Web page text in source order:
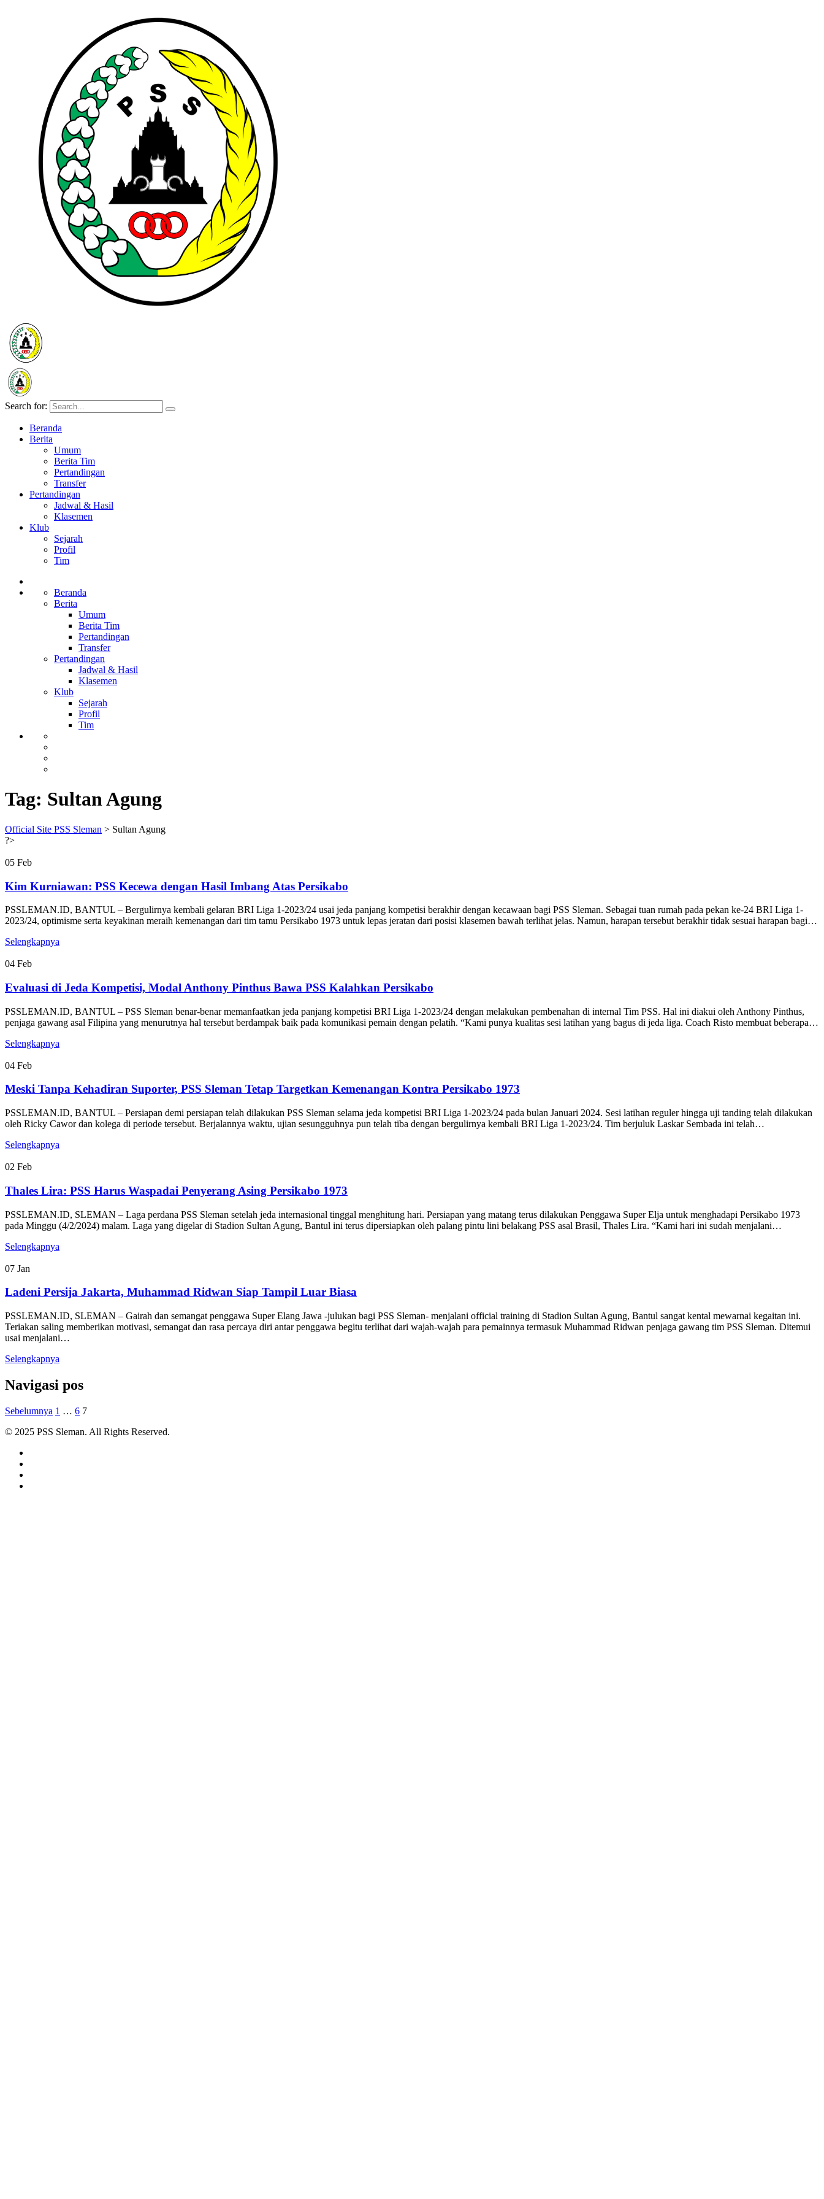
Search for:
Beranda
Berita
Umum
Berita Tim
Pertandingan
Transfer
Pertandingan
Jadwal & Hasil
Klasemen
Klub
Sejarah
Profil
Tim
Beranda
Berita
Umum
Berita Tim
Pertandingan
Transfer
Pertandingan
Jadwal & Hasil
Klasemen
Klub
Sejarah
Profil
Tim
Tag: Sultan Agung
Official Site PSS Sleman > Sultan Agung
?>
05 Feb
Kim Kurniawan: PSS Kecewa dengan Hasil Imbang Atas Persikabo
PSSLEMAN.ID, BANTUL – Bergulirnya kembali gelaran BRI Liga 1-2023/24 usai jeda panjang kompetisi berakhir dengan kecawaan bagi PSS Sleman. Sebagai tuan rumah pada pekan ke-24 BRI Liga 1-
2023/24, optimisme serta keyakinan meraih kemenangan dari tim tamu Persikabo 1973 untuk lepas jeratan dari posisi klasemen bawah terlihat jelas. Namun, harapan tersebut berakhir tidak sesuai harapan bagi…
Selengkapnya
04 Feb
Evaluasi di Jeda Kompetisi, Modal Anthony Pinthus Bawa PSS Kalahkan Persikabo
PSSLEMAN.ID, BANTUL – PSS Sleman benar-benar memanfaatkan jeda panjang kompetisi BRI Liga 1-2023/24 dengan melakukan pembenahan di internal Tim PSS. Hal ini diakui oleh Anthony Pinthus,
penjaga gawang asal Filipina yang menurutnya hal tersebut berdampak baik pada komunikasi pemain dengan pelatih. “Kami punya kualitas sesi latihan yang bagus di jeda liga. Coach Risto membuat beberapa…
Selengkapnya
04 Feb
Meski Tanpa Kehadiran Suporter, PSS Sleman Tetap Targetkan Kemenangan Kontra Persikabo 1973
PSSLEMAN.ID, BANTUL – Persiapan demi persiapan telah dilakukan PSS Sleman selama jeda kompetisi BRI Liga 1-2023/24 pada bulan Januari 2024. Sesi latihan reguler hingga uji tanding telah dilakukan
oleh Ricky Cawor dan kolega di periode tersebut. Berjalannya waktu, ujian sesungguhnya pun telah tiba dengan bergulirnya kembali BRI Liga 1-2023/24. Tim berjuluk Laskar Sembada ini telah…
Selengkapnya
02 Feb
Thales Lira: PSS Harus Waspadai Penyerang Asing Persikabo 1973
PSSLEMAN.ID, SLEMAN – Laga perdana PSS Sleman setelah jeda internasional tinggal menghitung hari. Persiapan yang matang terus dilakukan Penggawa Super Elja untuk menghadapi Persikabo 1973
pada Minggu (4/2/2024) malam. Laga yang digelar di Stadion Sultan Agung, Bantul ini terus dipersiapkan oleh palang pintu lini belakang PSS asal Brasil, Thales Lira. “Kami hari ini sudah menjalani…
Selengkapnya
07 Jan
Ladeni Persija Jakarta, Muhammad Ridwan Siap Tampil Luar Biasa
PSSLEMAN.ID, SLEMAN – Gairah dan semangat penggawa Super Elang Jawa -julukan bagi PSS Sleman- menjalani official training di Stadion Sultan Agung, Bantul sangat kental mewarnai kegaitan ini.
Teriakan saling memberikan motivasi, semangat dan rasa percaya diri antar penggawa begitu terlihat dari wajah-wajah para pemainnya termasuk Muhammad Ridwan penjaga gawang tim PSS Sleman. Ditemui
usai menjalani…
Selengkapnya
Navigasi pos
Sebelumnya 1 … 6 7
© 2025 PSS Sleman. All Rights Reserved.